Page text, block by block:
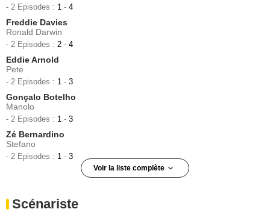
- 2 Episodes : 1 - 4
Freddie Davies
Ronald Darwin
- 2 Episodes : 2 - 4
Eddie Arnold
Pete
- 2 Episodes : 1 - 3
Gonçalo Botelho
Manolo
- 2 Episodes : 1 - 3
Zé Bernardino
Stefano
- 2 Episodes : 1 - 3
Voir la liste complète
- 2 Episodes :3-4
Scénariste